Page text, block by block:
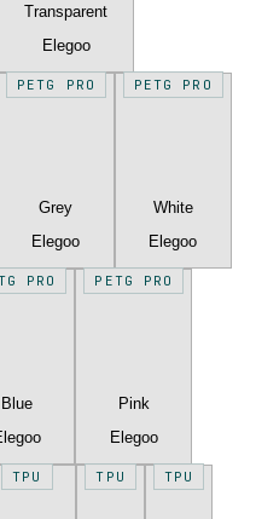
Transparent
Elegoo
PETG PRO
Grey
Elegoo
PETG PRO
White
Elegoo
PRO
Blue
PETG PRO
Pink
Elegoo
TPU TPU TPU